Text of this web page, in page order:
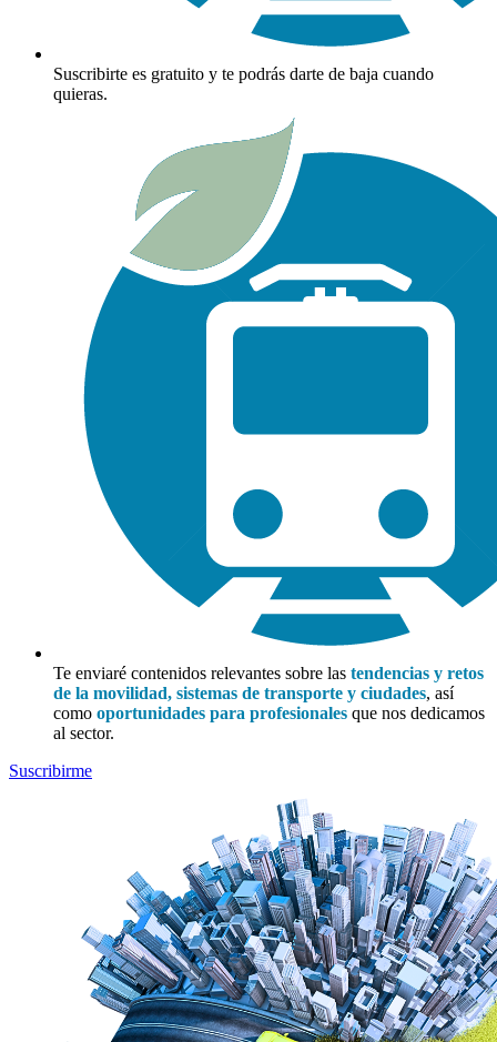
Suscribirte es gratuito y te podrás darte de baja cuando
quieras.
Te enviaré contenidos relevantes sobre las tendencias y retos
de la movilidad, sistemas de transporte y ciudades, así
como oportunidades para profesionales que nos dedicamos
al sector.
Suscribirme